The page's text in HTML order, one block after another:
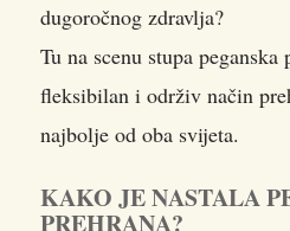
dugoročnog zdravlja?
Tu na scenu stupa peganska
fleksibilan i održiv način
najbolje od oba svijeta.
KAKO JE NASTALA
PREHRANA?